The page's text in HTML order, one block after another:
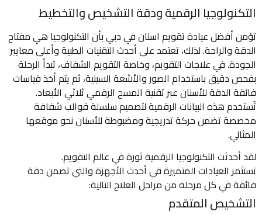
التكنولوجيا الرقمية ودقة التشخيص والتخطيط
تؤمن أفضل عيادة تقويم اسنان في دبي بأن التكنولوجيا هي مفتاح
الدقة والراحة. لذلك، تعتمد على أحدث التقنيات الطبية وأعلى معايير
الجودة. في علاجات التقويم، وخاصة التقويم الشفاف، تبدأ الرحلة
بفحص دقيق باستخدام الصور والأشعة السينية، ثم يتم أخذ قياسات
فائقة الدقة للأسنان عبر تقنية المسح الرقمي ثلاثي الأبعاد.
تُستخدم هذه البيانات الرقمية لتصميم سلسلة قوالب شفافة
مخصصة تضمن حركة تدريجية ومضبوطة للأسنان نحو موقعها
المثالي.
لقد أحدثت التكنولوجيا الرقمية ثورة في عالم التقويم.
تستثمر العيادات المتميزة في أحدث الأجهزة والتي تضمن دقة
فائقة في كل مرحلة من مراحل العلاج التالية:
التشخيص المتقدم